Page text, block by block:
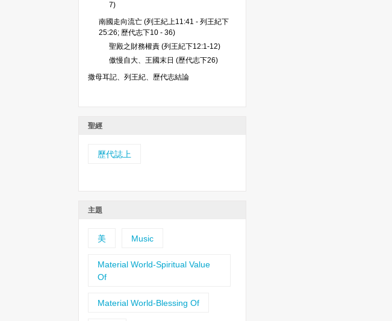
7)
南國走向流亡 (列王紀上11:41 - 列王紀下
25:26; 歷代志下10 - 36)
聖殿之財務權責 (列王紀下12:1-12)
傲慢自大、王國末日 (歷代志下26)
撒母耳記、列王紀、歷代志結論
聖經
歷代誌上
主題
美 Music
Material World-Spiritual Value
Of
Material World-Blessing Of